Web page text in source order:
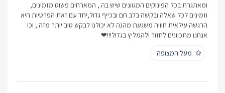
ומאתגרת בכל הפינוקים המגוונים שיש בה , המארחים פשוט מזמינים,
וזמינים לכל שאלה ובקשה בלב חם ובכייף גדול,יחד עם זאת הפרטיות היא
הרגשה עילאית חוויה משגעת מהנה לא יכולנו לבקש טוב יותר מזה , וכו
אנחנו מתכוונים לחזור ולהמליץ בגדול!!!❤
מעל המצופה